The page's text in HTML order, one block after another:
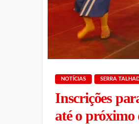
NOTÍCIAS SERRA
Inscrições
até o próximo